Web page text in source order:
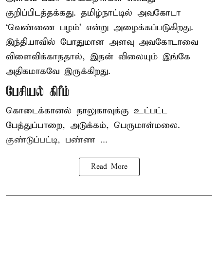
குறிப்பிடத்தக்கது. தமிழ்நாட்டில் அவகோடா
‘வெண்ணை பழம்’ என்று அழைக்கப்படுகிறது.
இந்தியாவில் போதுமான அளவு அவகோடாவை
விளைவிக்காததால், இதன் விலையும் இங்கே
அதிகமாகவே இருக்கிறது.
பேசியல் கிரீம்
கொடைக்கானல் தாலுகாவுக்கு உட்பட்ட
பேத்துப்பாறை, அடுக்கம், பெருமாள்மலை.
குண்டுப்பட்டி, பண்ண ...
Read More